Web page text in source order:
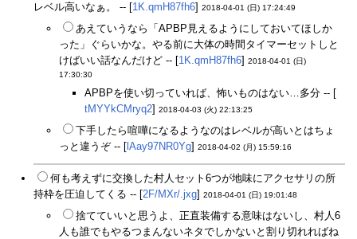
レベル高いなぁ。 -- [1K.qmH87fh6] 2018-04-01 (日) 17:24:49
あえていうなら「APBP見えるようにしておいてほしか
った」ぐらいかな。やる前に大体の時間タイマーセットしと
けばいい話なんだけど -- [1K.qmH87fh6] 2018-04-01 (日)
17:30:30
APBPを使い切っていれば、怖いものはない…多分 -- [
tMYYkCMryq2] 2018-04-03 (火) 22:13:25
下手したら喧嘩になるようなのはレベルが高いとはちょ
っと違うぞ -- [ lAay97NR0Yg] 2018-04-02 (月) 15:59:16
何も考えずに交換した村人セット6つが地味にアクセサリの所
持枠を圧迫してくる -- [2F/MXr/.jxg] 2018-04-01 (日) 19:01:48
捨てていいと思うよ、正直装備する意味はないし、村人6
人も誰でもやるつまんないネタでしかないと割り切れればね